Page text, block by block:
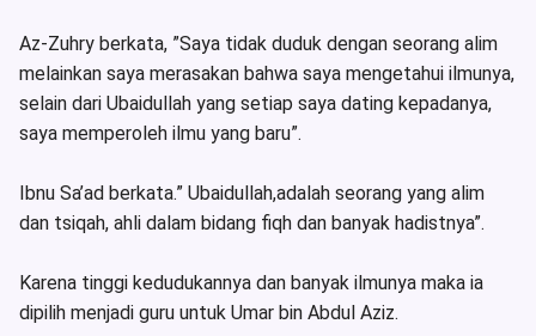
Az-Zuhry berkata, ”Saya tidak duduk dengan seorang alim
melainkan saya merasakan bahwa saya mengetahui ilmunya,
selain dari Ubaidullah yang setiap saya dating kepadanya,
saya memperoleh ilmu yang baru”.
Ibnu Sa’ad berkata.” Ubaidullah,adalah seorang yang alim
dan tsiqah, ahli dalam bidang fiqh dan banyak hadistnya”.
Karena tinggi kedudukannya dan banyak ilmunya maka ia
dipilih menjadi guru untuk Umar bin Abdul Aziz.